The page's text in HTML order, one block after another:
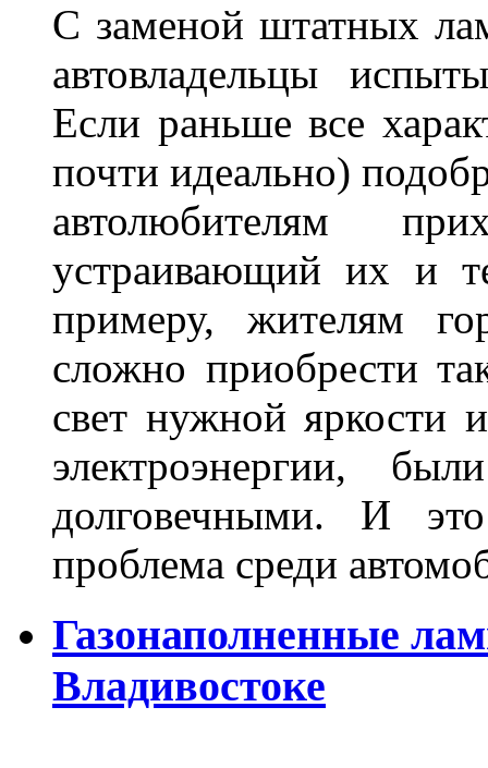
С заменой штатных
автовладельцы
Если раньше все
почти идеально)
автолюбителям
устраивающий их и
примеру, жителям
сложно приобрести
свет нужной яркости
электроэнергии,
долговечными. И
проблема среди
Газонаполненные
Владивостоке